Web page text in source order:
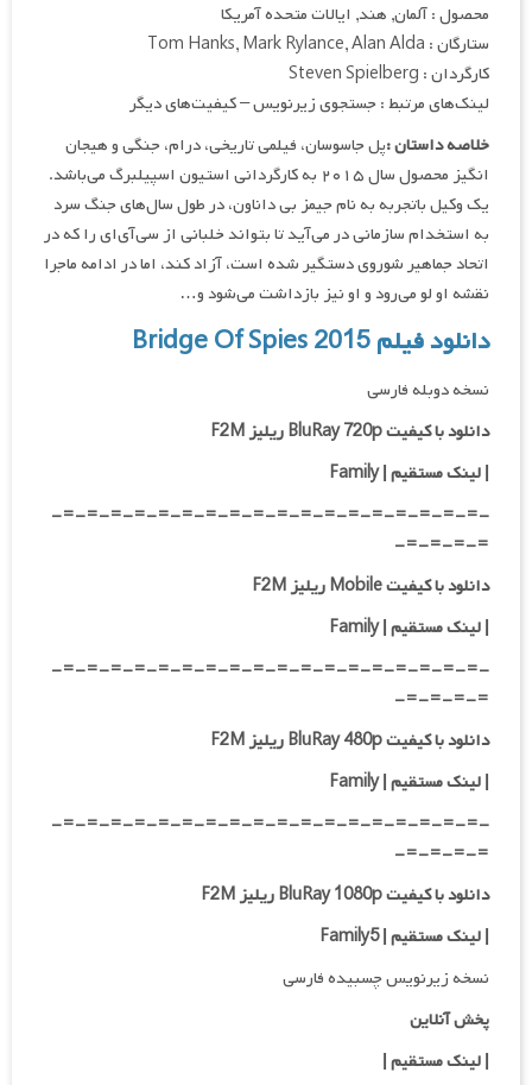
محصول : آلمان, هند, ایالات متحده آمریکا
ستارگان : Tom Hanks, Mark Rylance, Alan Alda
کارگردان : Steven Spielberg
لینک‌های مرتبط : جستجوی زیرنویس – کیفیت‌های دیگر
خلاصه داستان :پل جاسوسان، فیلمی تاریخی، درام، جنگی و هیجان
انگیز محصول سال ۲۰۱۵ به کارگردانی استیون اسپیلبرگ می‌باشد.
یک وکیل باتجربه به نام جیمز بی داناون، در طول سال‌های جنگ سرد
به استخدام سازمانی در می‌آید تا بتواند خلبانی از سی‌آی‌ای را که در
اتحاد جماهیر شوروی دستگیر شده است، آزاد کند، اما در ادامه ماجرا
نقشه او لو می‌رود و او نیز بازداشت می‌شود و…
دانلود فیلمBridge Of Spies 2015
نسخه دوبله فارسی
دانلود با کیفیت BluRay 720p ریلیز F2M
| لینک مستقیم | Family
-=-=-=-=-=-=-=-=-=-=-=-=-=-=-=-=-=-=-
=-=-=-=-
دانلود با کیفیت Mobile ریلیز F2M
| لینک مستقیم | Family
-=-=-=-=-=-=-=-=-=-=-=-=-=-=-=-=-=-=-
=-=-=-=-
دانلود با کیفیت BluRay 480p ریلیز F2M
| لینک مستقیم | Family
-=-=-=-=-=-=-=-=-=-=-=-=-=-=-=-=-=-=-
=-=-=-=-
دانلود با کیفیت BluRay 1080p ریلیز F2M
|لینک مستقیم | Family5
نسخه زیرنویس چسبیده فارسی
پخش آنلاین
| لینک مستقیم|